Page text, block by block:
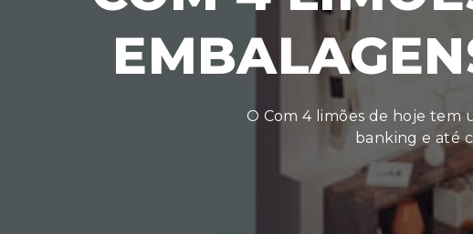
O Com 4 limões de hoje tem
banking e até